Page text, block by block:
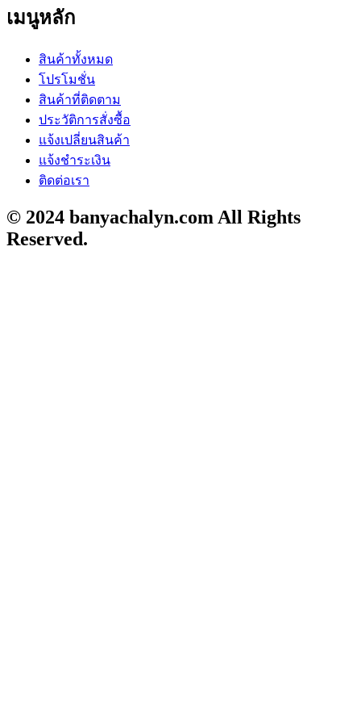
เมนูหลัก
สินค้าทั้งหมด
โปรโมชั่น
สินค้าที่ติดตาม
ประวัติการสั่งซื้อ
แจ้งเปลี่ยนสินค้า
แจ้งชำระเงิน
ติดต่อเรา
© 2024 banyachalyn.com All Rights
Reserved.